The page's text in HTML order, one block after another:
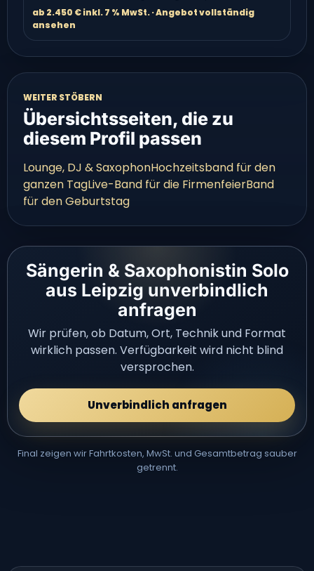
ab 2.450 € inkl. 7 % MwSt. · Angebot vollständig
ansehen
WEITER STÖBERN
Übersichtsseiten, die zu
diesem Profil passen
Lounge, DJ & SaxophonHochzeitsband für den
ganzen TagLive-Band für die FirmenfeierBand
für den Geburtstag
Sängerin & Saxophonistin Solo
aus Leipzig unverbindlich
anfragen
Wir prüfen, ob Datum, Ort, Technik und Format
wirklich passen. Verfügbarkeit wird nicht blind
versprochen.
Unverbindlich anfragen
Final zeigen wir Fahrtkosten, MwSt. und Gesamtbetrag sauber
getrennt.